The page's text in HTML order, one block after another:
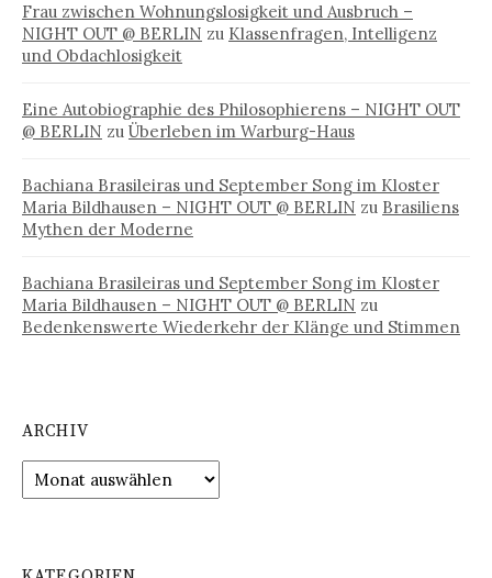
Frau zwischen Wohnungslosigkeit und Ausbruch –
NIGHT OUT @ BERLIN zu Klassenfragen, Intelligenz
und Obdachlosigkeit
Eine Autobiographie des Philosophierens – NIGHT OUT
@ BERLIN zu Überleben im Warburg-Haus
Bachiana Brasileiras und September Song im Kloster
Maria Bildhausen – NIGHT OUT @ BERLIN zu Brasiliens
Mythen der Moderne
Bachiana Brasileiras und September Song im Kloster
Maria Bildhausen – NIGHT OUT @ BERLIN zu
Bedenkenswerte Wiederkehr der Klänge und Stimmen
ARCHIV
Archiv